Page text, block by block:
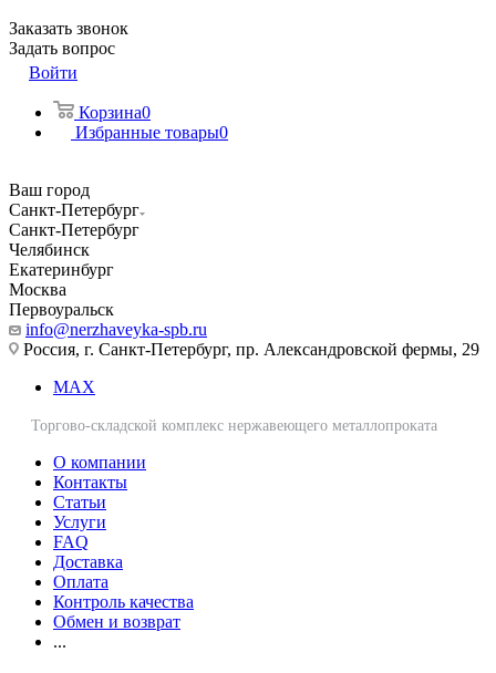
Заказать звонок
Задать вопрос
Войти
Корзина0
Избранные товары0
Ваш город
Санкт-Петербург
Санкт-Петербург
Челябинск
Екатеринбург
Москва
Первоуральск
info@nerzhaveyka-spb.ru
Россия, г. Санкт-Петербург, пр. Александровской фермы, 29
MAX
Торгово-складской комплекс нержавеющего металлопроката
О компании
Контакты
Статьи
Услуги
FAQ
Доставка
Оплата
Контроль качества
Обмен и возврат
...